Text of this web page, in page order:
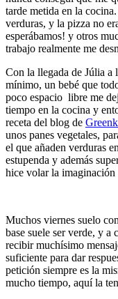
tarde metida en la
verduras, y la pizza no
esperábamos! y otros
trabajo realmente me
Con la llegada de Júlia a
mínimo, un bebé que
poco espacio libre me
tiempo en la cocina y
receta del blog de
unos panes vegetales,
el que añaden verduras
estupenda y además
hice volar la
Muchos viernes suelo
base suele ser verde, y
recibir muchísimo
suficiente para dar
petición siempre es la
mucho tiempo, aquí la